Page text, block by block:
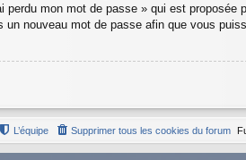
mon mot de passe » qui est proposée
nouveau mot de passe afin que vous
Supprimer tous les cookies du forum
L’équipe